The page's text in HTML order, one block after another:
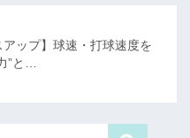
アップ】球速・打球速度を
”と…